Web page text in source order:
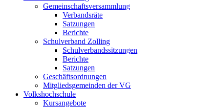
Gemeinschaftsversammlung
Verbandsräte
Satzungen
Berichte
Schulverband Zolling
Schulverbandssitzungen
Berichte
Satzungen
Geschäftsordnungen
Mitgliedsgemeinden der VG
Volkshochschule
Kursangebote